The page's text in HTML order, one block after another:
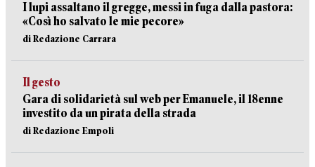
I lupi assaltano il gregge, messi in fuga dalla pastora:
«Così ho salvato le mie pecore»
di Redazione Carrara
Il gesto
Gara di solidarietà sul web per Emanuele, il 18enne
investito da un pirata della strada
di Redazione Empoli